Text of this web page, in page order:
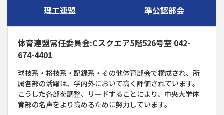
理工連盟 準公認部会
体育連盟常任委員会:Cスクエア5階526号室 042-
674-4401
球技系・格技系・記録系・その他体育部会で構成され、所
属各部の活躍は、学内外において高く評価されています。
こうした各部を調整、リードすることにより、中央大学体
育部の名声をより高めるために努力しています。